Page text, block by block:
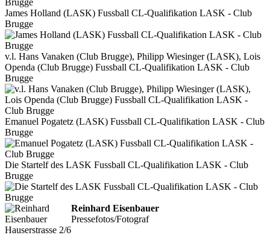
James Holland (LASK) Fussball CL-Qualifikation LASK - Club
Brugge
v.l. Hans Vanaken (Club Brugge), Philipp Wiesinger (LASK), Lois
Openda (Club Brugge) Fussball CL-Qualifikation LASK - Club
Brugge
Emanuel Pogatetz (LASK) Fussball CL-Qualifikation LASK - Club
Brugge
Die Startelf des LASK Fussball CL-Qualifikation LASK - Club
Brugge
Reinhard Eisenbauer
Pressefotos/Fotograf
Hauserstrasse 2/6